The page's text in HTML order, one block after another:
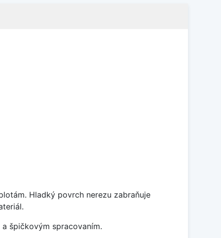
Hladký povrch nerezu zabraňuje
špičkovým spracovaním.